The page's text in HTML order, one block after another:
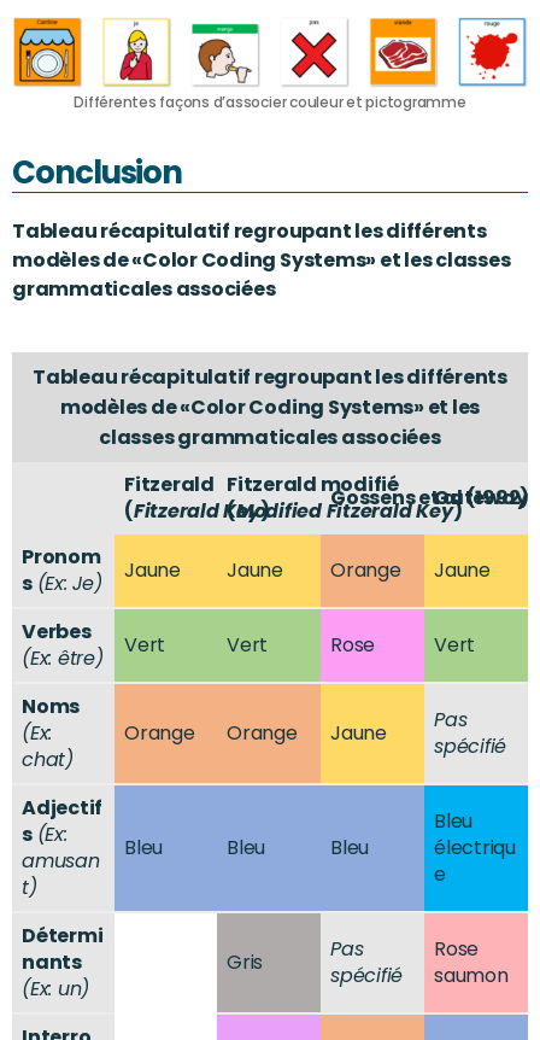
Différentes façons d’associer couleur et pictogramme
Conclusion
Tableau récapitulatif regroupant les différents
modèles de «Color Coding Systems» et les classes
grammaticales associées
Tableau récapitulatif regroupant les différents
modèles de «Color Coding Systems» et les
classes grammaticales associées
Fitzerald
(Fitzerald Key)
Fitzerald modifié
(Modified Fitzerald Key)
Gossens et al (1992)
Gateway
Pronom
s (Ex: Je) Jaune Jaune Orange Jaune
Verbes
(Ex: être)
Vert Vert Rose Vert
Noms
(Ex:
chat)
Orange Orange Jaune
Pas
spécifié
Adjectif
s (Ex:
amusan
t)
Bleu Bleu Bleu
Bleu
électriqu
e
Détermi
nants
(Ex: un)
Gris
Pas
spécifié
Rose
saumon